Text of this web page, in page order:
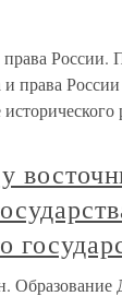
России.
права